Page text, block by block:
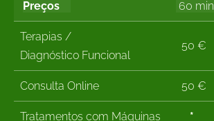
Preços 60 min
Terapias /
Diagnóstico Funcional
50 €
Consulta Online 50 €
Tratamentos com Máquinas *